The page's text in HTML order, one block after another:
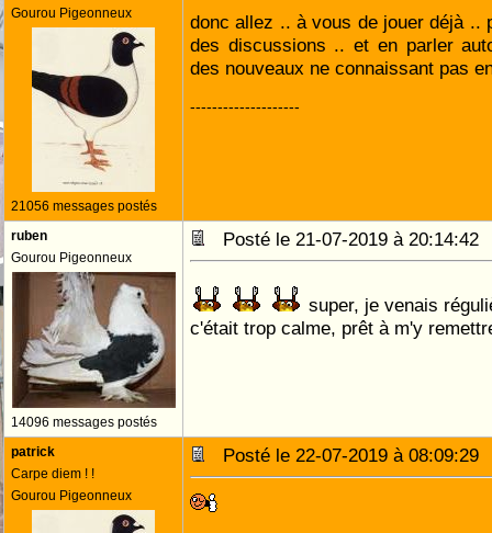
Gourou Pigeonneux
21056 messages postés
donc allez .. à vous de jouer déjà ..
des discussions .. et en parler
des nouveaux ne connaissant pas
--------------------
ruben
Gourou Pigeonneux
14096 messages postés
Posté le 21-07-2019 à
super, je venais
c'était trop calme, prêt à m'y
patrick
Carpe diem ! !
Gourou Pigeonneux
Posté le 22-07-2019 à